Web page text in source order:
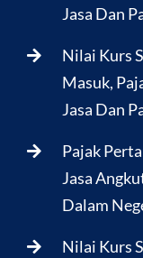
Jasa Dan
Nilai Kurs
Masuk,
Jasa Dan
Pajak
Jasa
Dalam
Nilai Kurs